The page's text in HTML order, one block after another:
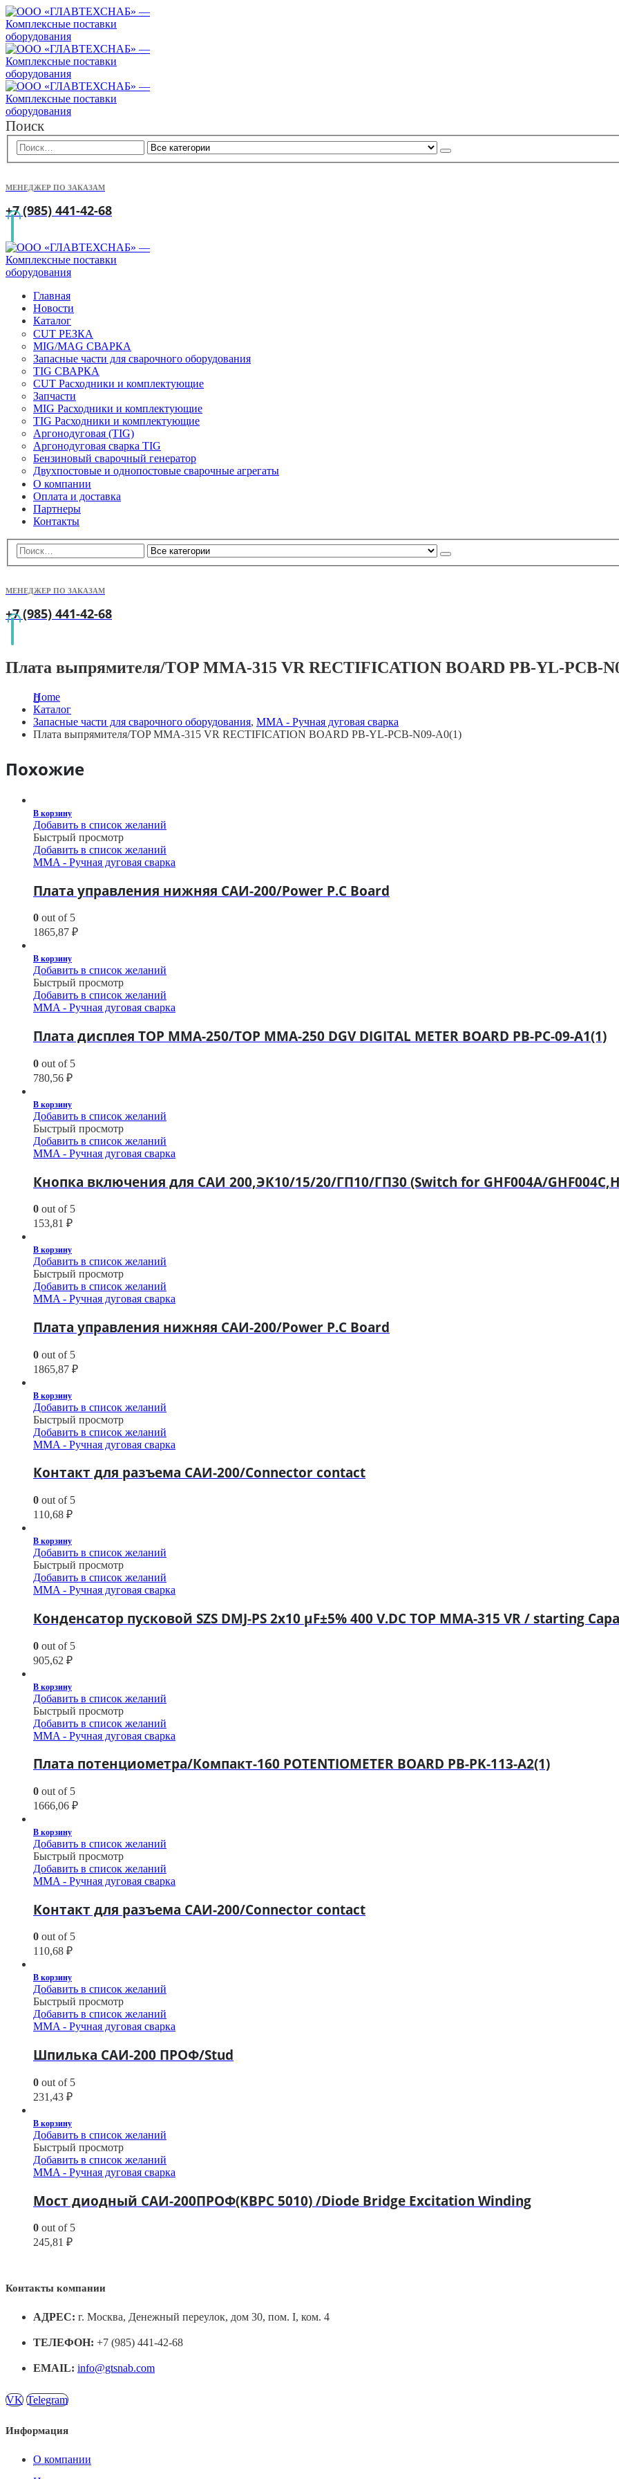
Поиск
МЕНЕДЖЕР ПО ЗАКАЗАМ
+7 (985) 441-42-68
Главная
Новости
Каталог
CUT РЕЗКА
MIG/MAG СВАРКА
Запасные части для сварочного оборудования
TIG СВАРКА
CUT Расходники и комплектующие
Запчасти
MIG Расходники и комплектующие
TIG Расходники и комплектующие
Аргонодуговая (TIG)
Аргонодуговая сварка TIG
Бензиновый сварочный генератор
Двухпостовые и однопостовые сварочные агрегаты
О компании
Оплата и доставка
Партнеры
Контакты
МЕНЕДЖЕР ПО ЗАКАЗАМ
+7 (985) 441-42-68
Плата выпрямителя/TOP MMA-315 VR RECTIFICATION BOARD PB-YL-PCB-
Home
Каталог
Запасные части для сварочного оборудования, MMA - Ручная дуговая сварка
Плата выпрямителя/TOP MMA-315 VR RECTIFICATION BOARD PB-YL-PCB-N09-A0(1)
Похожие
В корзину
Добавить в список желаний
Быстрый просмотр
Добавить в список желаний
MMA - Ручная дуговая сварка
Плата управления нижняя САИ-200/Power P.C Board
0 out of 5
1865,87 ₽
В корзину
Добавить в список желаний
Быстрый просмотр
Добавить в список желаний
MMA - Ручная дуговая сварка
Плата дисплея TOP MMA-250/TOP MMA-250 DGV DIGITAL METER BOARD PB-PC-09-A1(1)
0 out of 5
780,56 ₽
В корзину
Добавить в список желаний
Быстрый просмотр
Добавить в список желаний
MMA - Ручная дуговая сварка
Кнопка включения для САИ 200,ЭК10/15/20/ГП10/ГП30 (Switch for GHF004A/
0 out of 5
153,81 ₽
В корзину
Добавить в список желаний
Быстрый просмотр
Добавить в список желаний
MMA - Ручная дуговая сварка
Плата управления нижняя САИ-200/Power P.C Board
0 out of 5
1865,87 ₽
В корзину
Добавить в список желаний
Быстрый просмотр
Добавить в список желаний
MMA - Ручная дуговая сварка
Контакт для разъема САИ-200/Connector contact
0 out of 5
110,68 ₽
В корзину
Добавить в список желаний
Быстрый просмотр
Добавить в список желаний
MMA - Ручная дуговая сварка
Конденсатор пусковой SZS DMJ-PS 2х10 μF±5% 400 V.DC TOP MMA-315 VR / starting
0 out of 5
905,62 ₽
В корзину
Добавить в список желаний
Быстрый просмотр
Добавить в список желаний
MMA - Ручная дуговая сварка
Плата потенциометра/Компакт-160 POTENTIOMETER BOARD PB-PK-113-A2(1)
0 out of 5
1666,06 ₽
В корзину
Добавить в список желаний
Быстрый просмотр
Добавить в список желаний
MMA - Ручная дуговая сварка
Контакт для разъема САИ-200/Connector contact
0 out of 5
110,68 ₽
В корзину
Добавить в список желаний
Быстрый просмотр
Добавить в список желаний
MMA - Ручная дуговая сварка
Шпилька САИ-200 ПРОФ/Stud
0 out of 5
231,43 ₽
В корзину
Добавить в список желаний
Быстрый просмотр
Добавить в список желаний
MMA - Ручная дуговая сварка
Мост диодный САИ-200ПРОФ(KBPC 5010) /Diode Bridge Excitation Winding
0 out of 5
245,81 ₽
Контакты компании
АДРЕС: г. Москва, Денежный переулок, дом 30, пом. I, ком. 4
ТЕЛЕФОН: +7 (985) 441-42-68
EMAIL: info@gtsnab.com
VK Telegram
Информация
О компании